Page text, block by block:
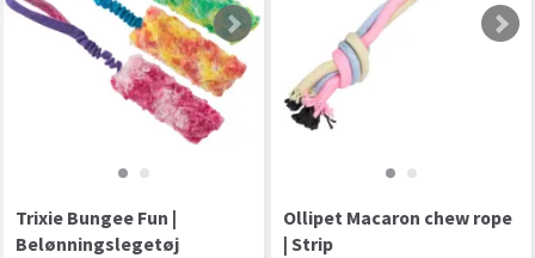
Trixie Bungee Fun |
Belønningslegetøj
Ollipet Macaron chew rope
| Strip